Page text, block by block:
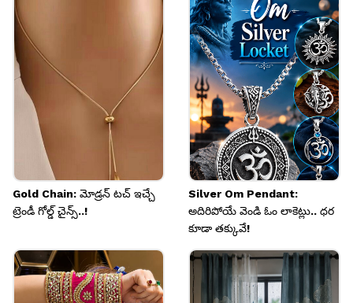
ఆ రెండు రంగుల కలయికగా వచ్చిన జుంకాలు ఇవి.
Image credits: Amazon
Gold Chain: మోడ్రన్ టచ్ ఇచ్చే
ట్రెండీ గోల్డ్ చైన్స్..!
Silver Om Pendant:
అదిరిపోయే వెండి ఓం లాకెట్లు.. ధర
కూడా తక్కువే!